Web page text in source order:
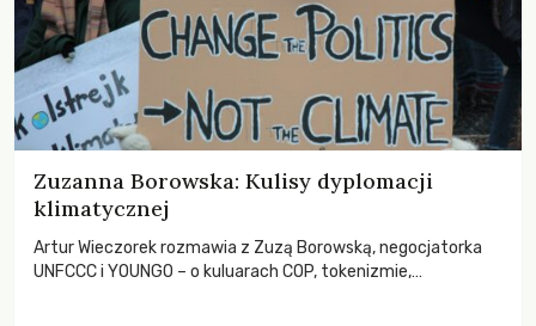
Zuzanna Borowska: Kulisy dyplomacji
klimatycznej
Artur Wieczorek rozmawia z Zuzą Borowską, negocjatorka
UNFCCC i YOUNGO – o kuluarach COP, tokenizmie,